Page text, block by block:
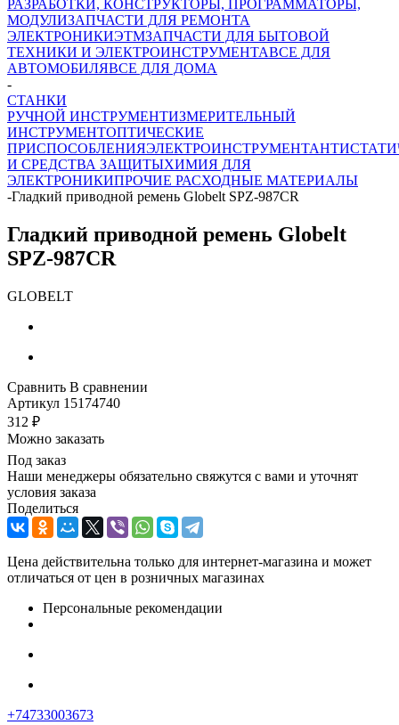
РАЗРАБОТКИ, КОНСТРУКТОРЫ, ПРОГРАММАТОРЫ,
МОДУЛИЗАПЧАСТИ ДЛЯ РЕМОНТА
ЭЛЕКТРОНИКИЭТМЗАПЧАСТИ ДЛЯ БЫТОВОЙ
ТЕХНИКИ И ЭЛЕКТРОИНСТРУМЕНТАВСЕ ДЛЯ
АВТОМОБИЛЯВСЕ ДЛЯ ДОМА
-
СТАНКИ
РУЧНОЙ ИНСТРУМЕНТИЗМЕРИТЕЛЬНЫЙ
ИНСТРУМЕНТОПТИЧЕСКИЕ
ПРИСПОСОБЛЕНИЯЭЛЕКТРОИНСТРУМЕНТ
И СРЕДСТВА ЗАЩИТЫХИМИЯ ДЛЯ
ЭЛЕКТРОНИКИПРОЧИЕ РАСХОДНЫЕ МАТЕРИАЛЫ
-Гладкий приводной ремень Globelt SPZ-987CR
Гладкий приводной ремень Globelt
SPZ-987CR
GLOBELT
Сравнить В сравнении
Артикул 15174740
312 ₽
Можно заказать
Под заказ
Наши менеджеры обязательно свяжутся с вами и уточнят
условия заказа
Поделиться
Цена действительна только для интернет-магазина и может
отличаться от цен в розничных магазинах
Персональные рекомендации
+74733003673